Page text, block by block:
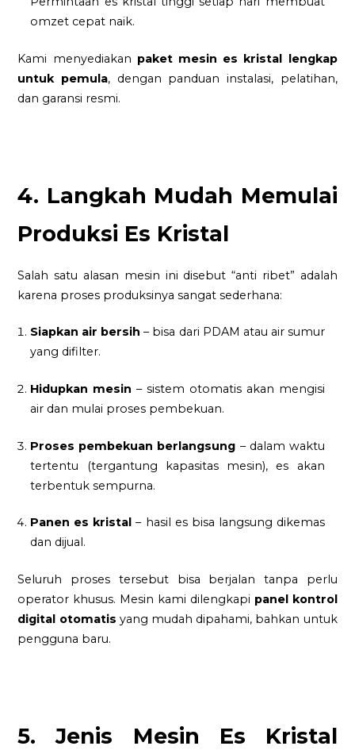
omzet cepat naik.
Kami menyediakan paket mesin es kristal lengkap
untuk pemula, dengan panduan instalasi, pelatihan,
dan garansi resmi.
4. Langkah Mudah Memulai
Produksi Es Kristal
Salah satu alasan mesin ini disebut “anti ribet” adalah
karena proses produksinya sangat sederhana:
Siapkan air bersih – bisa dari PDAM atau air sumur
yang difilter.
Hidupkan mesin – sistem otomatis akan mengisi
air dan mulai proses pembekuan.
Proses pembekuan berlangsung – dalam waktu
tertentu (tergantung kapasitas mesin), es akan
terbentuk sempurna.
Panen es kristal – hasil es bisa langsung dikemas
dan dijual.
Seluruh proses tersebut bisa berjalan tanpa perlu
operator khusus. Mesin kami dilengkapi panel kontrol
digital otomatis yang mudah dipahami, bahkan untuk
pengguna baru.
5. Jenis Mesin Es Kristal